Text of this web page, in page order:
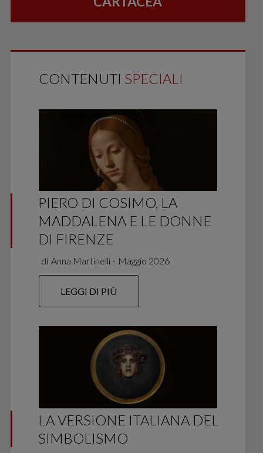
CONTENUTI SPECIALI
PIERO DI COSIMO, LA
MADDALENA E LE DONNE
DI FIRENZE
di Anna Martinelli ∙ Maggio 2026
LEGGI DI PIÙ
LA VERSIONE ITALIANA DEL
SIMBOLISMO